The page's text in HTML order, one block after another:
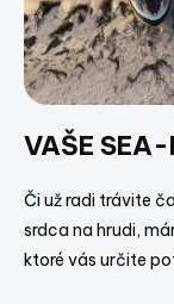
VAŠE
Či už radi trávite
srdca na hrudi,
ktoré vás určite